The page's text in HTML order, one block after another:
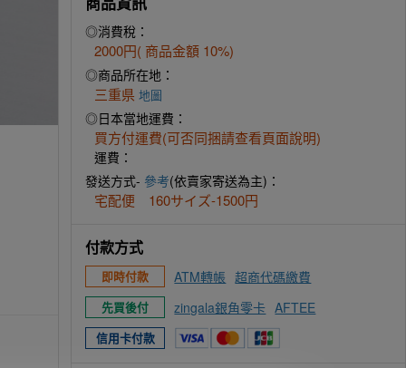
◎消費稅：
2000円( 商品金額 10%)
◎商品所在地：
三重県 地圖
◎日本當地運費：
買方付運費(可否同捆請查看頁面說明)
運費：
發送方式- 參考(依賣家寄送為主)：
宅配便 160サイズ-1500円
付款方式
即時付款 ATM轉帳 超商代碼繳費
先買後付 zingala銀角零卡 AFTEE
信用卡付款